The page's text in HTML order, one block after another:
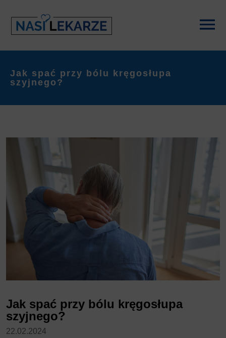
Jak spać przy bólu kręgosłupa
szyjnego?
Jak spać przy bólu kręgosłupa
szyjnego?
22.02.2024